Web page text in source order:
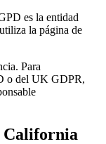
es la entidad
la página de
Para
o del UK GDPR,
California